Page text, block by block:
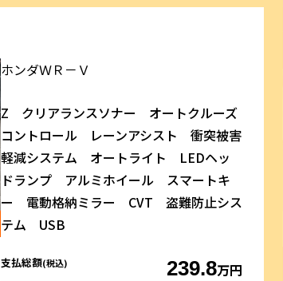
ホンダＷＲ－Ｖ
Z クリアランスソナー オートクルーズ
コントロール レーンアシスト 衝突被害
軽減システム オートライト LEDヘッ
ドランプ アルミホイール スマートキ
ー 電動格納ミラー CVT 盗難防止シス
テム USB
支払総額(税込) 239.8万円